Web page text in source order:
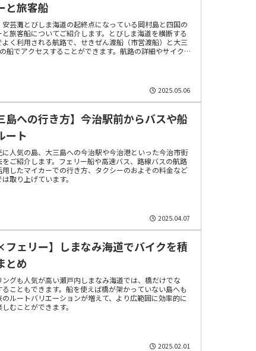
と旅客船
芸灘とびしま海道の起終点になっている岡村島と四国の
旅客船についてご紹介します。とびしま海道を横断する
く利用される航路で、せきぜん渡船（市営渡船）と大三
船でアクセスすることができます。航路の詳細やサイクリ
2025.05.06
島への行き方】今治駅前からバスや船
ート
に人気の島、大三島への今治駅や今治港といった今治市街
ご紹介します。フェリー船や高速バス、路線バスの航路
したマイカーでの行き方、タクシーのおよその料金など
取り上げています。
2025.04.07
フェリー】しまなみ海道でバイクを積
とめ
グも人気が高い瀬戸内しまなみ海道では、橋だけでな
こともできます。船を使えば橋が架かっていない島へも
ルートバリエーションが増えて、より広範囲に効率的に
むことができます。
2025.02.01